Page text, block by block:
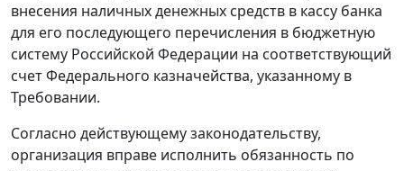
внесения наличных денежных средств в кассу банка
для его последующего перечисления в бюджетную
систему Российской Федерации на соответствующий
счет Федерального казначейства, указанному в
Требовании.
Согласно действующему законодательству,
организация вправе исполнить обязанность по